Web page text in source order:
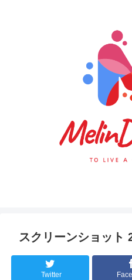
スクリーンショット
Twitter